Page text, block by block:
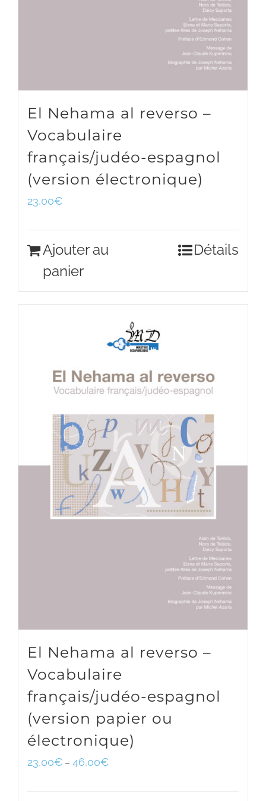
El Nehama al reverso –
Vocabulaire
français/judéo-espagnol
(version électronique)
23,00€
Ajouter au
panier
Détails
El Nehama al reverso –
Vocabulaire
français/judéo-espagnol
(version papier ou
électronique)
23,00€ – 46,00€